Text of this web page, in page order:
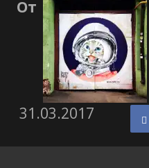
От
31.03.2017